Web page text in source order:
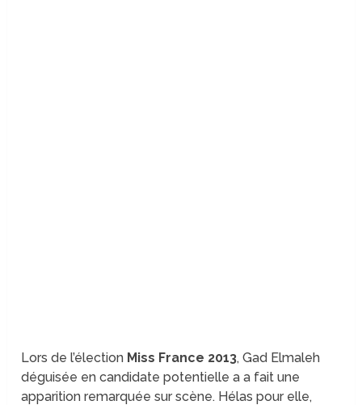
Lors de l’élection Miss France 2013, Gad Elmaleh
déguisée en candidate potentielle a a fait une
apparition remarquée sur scène. Hélas pour elle,